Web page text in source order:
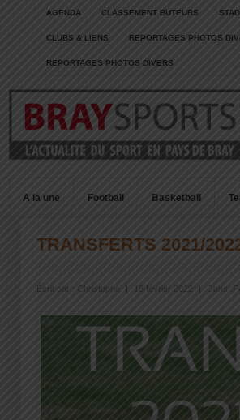
AGENDA CLASSEMENT BUTEURS
CLUBS & LIENS REPORTAGES PHOTOS
REPORTAGES PHOTOS DIVERS
A la une Football Basketball
TRANSFERTS 2021/
Écrit par : Christophe 18 février 2022 Dans :